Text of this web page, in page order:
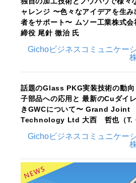
ャレンジ 〜色々なアイデアを生
者をサポート〜 ムソー工業株式会
締役 尾針 徹治 氏
Gichoビジネスコミュニケー
話題のGlass PKG実装技術の動向
子部品への応用と 最新のCuダイ
きGWCについて〜 Grand Joint
Technology Ltd 大西 哲也（T.
Gichoビジネスコミュニケー